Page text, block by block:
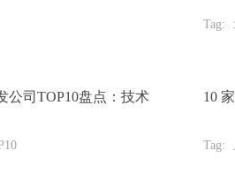
Tag:
公司TOP10盘点：技术
10
Tag: